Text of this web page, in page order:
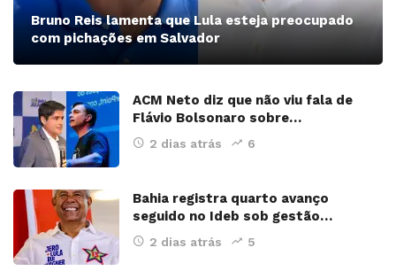
Bruno Reis lamenta que Lula esteja preocupado
com pichações em Salvador
ACM Neto diz que não viu fala de
Flávio Bolsonaro sobre…
2 dias atrás 6
Bahia registra quarto avanço
seguido no Ideb sob gestão…
2 dias atrás 5